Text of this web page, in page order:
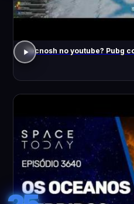
Tecnosh no youtube? Pubg